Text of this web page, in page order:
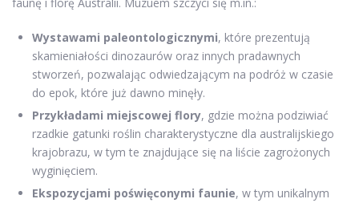
Wystawami paleontologicznymi, które prezentują
skamieniałości dinozaurów oraz innych pradawnych
stworzeń, pozwalając odwiedzającym na podróż w czasie
do epok, które już dawno minęły.
Przykładami miejscowej flory, gdzie można podziwiać
rzadkie gatunki roślin charakterystyczne dla australijskiego
krajobrazu, w tym te znajdujące się na liście zagrożonych
wyginięciem.
Ekspozycjami poświęconymi faunie, w tym unikalnym